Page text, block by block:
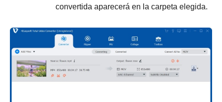
convertida aparecerá en la carpeta elegida.